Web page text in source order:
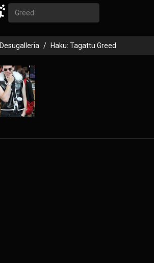
Desugalleria Haku: Tagattu Greed